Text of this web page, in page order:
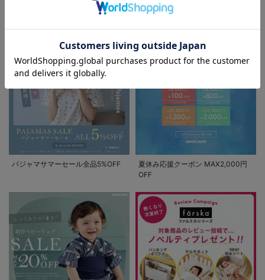
お気に入り商品を確認する
EVENT
パジャマサマーセール全品5%OFF
夏休み応援クーポン MAX2,000円
OFF